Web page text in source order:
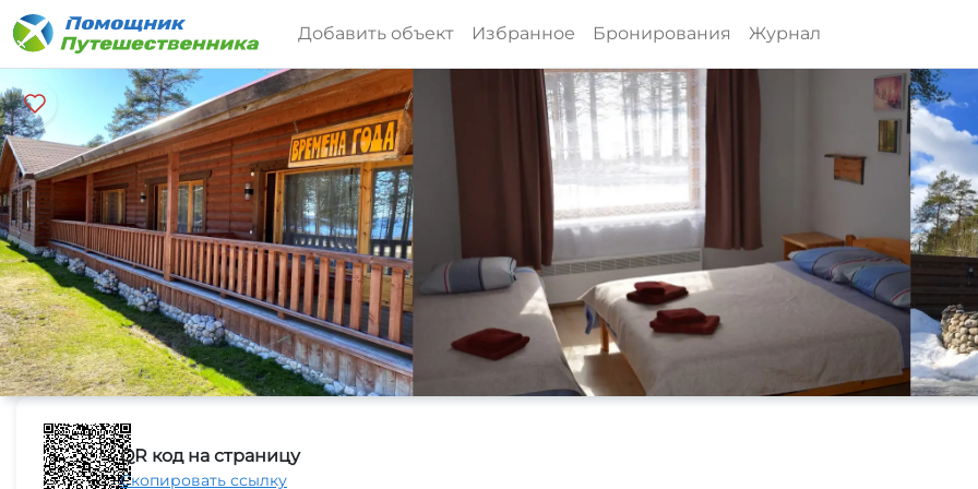
Добавить объект Избранное Бронирования Журнал
QR код на страницу
Скопировать ссылку